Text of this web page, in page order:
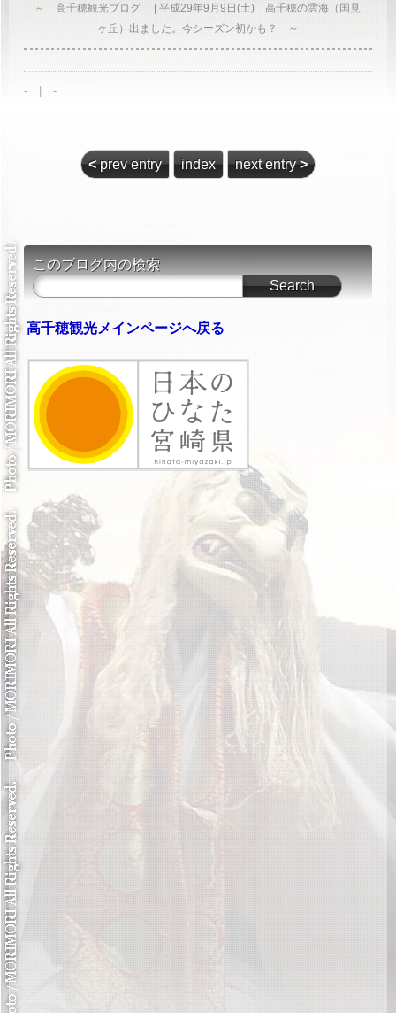
～ 高千穂観光ブログ | 平成29年9月9日(土) 高千穂の雲海（国見
ヶ丘）出ました。今シーズン初かも？ ～
- | -
<prev entry index next entry>
このブログ内の検索
高千穂観光メインページへ戻る